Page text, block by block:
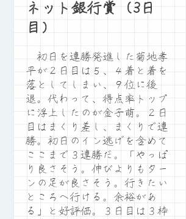
ネット銀行賞（3日
目）
初日を連勝発進した菊地孝
平が２日目は５、４着と着を
落としてしまい、９位に後
退。代わって、得点率トップ
に浮上したのが金子萌。２日
目はまくり差し、まくりで連
勝。初日のイン逃げを含めて
ここまで３連勝だ。「やっぱ
り良さそう。伸びよりもター
ンの足が良さそう。行きたい
ところへ行ける。余裕があ
る」と好評価。３日目は３枠